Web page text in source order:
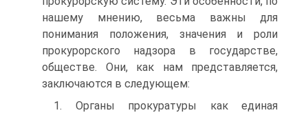
нашему мнению, весьма важны для
понимания положения, значения и роли
прокурорского надзора в государстве,
обществе. Они, как нам представляется,
заключаются в следующем:
1. Органы прокуратуры как единая